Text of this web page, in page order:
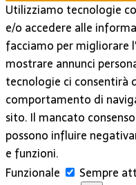
Utilizziamo tecnologie
e/o accedere alle
facciamo per migliorare
mostrare annunci
tecnologie ci consentirà
comportamento di
sito. Il mancato
possono influire
e funzioni.
Funzionale
Funzionale
Sempre